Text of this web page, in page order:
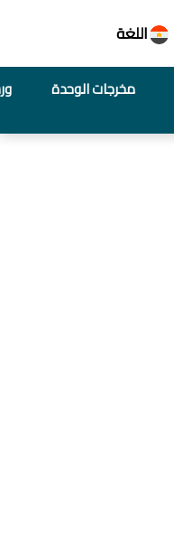
اللغة
مخرجات الوحدة